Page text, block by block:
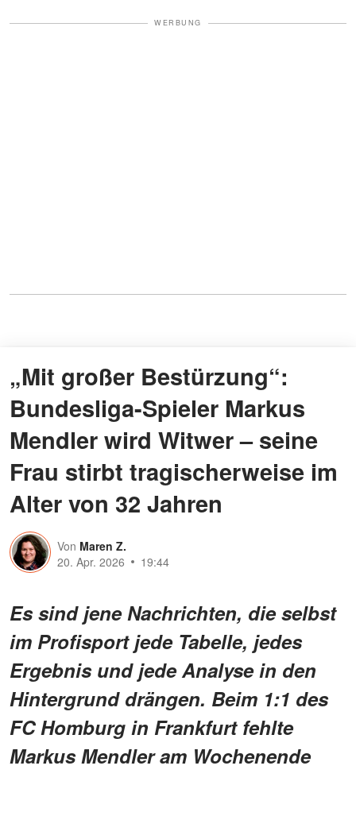
WERBUNG
„Mit großer Bestürzung“:
Bundesliga-Spieler Markus
Mendler wird Witwer – seine
Frau stirbt tragischerweise im
Alter von 32 Jahren
Von Maren Z.
20. Apr. 2026
19:44
Es sind jene Nachrichten, die selbst
im Profisport jede Tabelle, jedes
Ergebnis und jede Analyse in den
Hintergrund drängen. Beim 1:1 des
FC Homburg in Frankfurt fehlte
Markus Mendler am Wochenende